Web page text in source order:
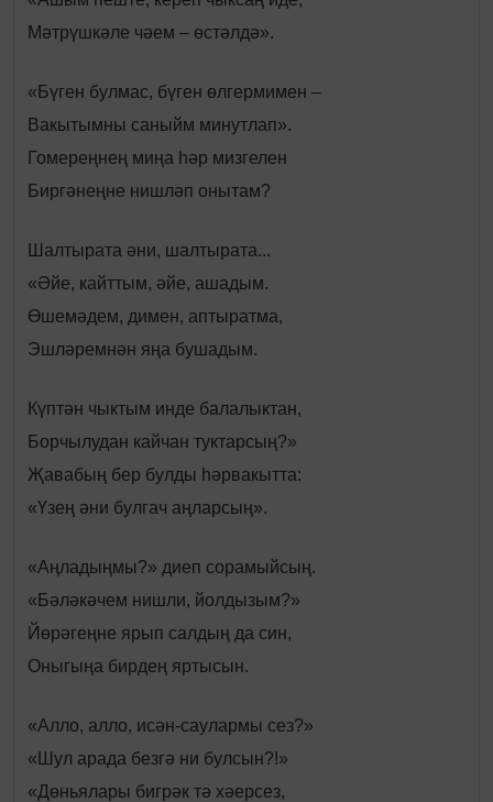
Мәтрүшкәле чәем – өстәлдә».
«Бүген булмас, бүген өлгермимен –
Вакытымны саныйм минутлап».
Гомереңнең миңа һәр мизгелен
Биргәнеңне нишләп онытам?
Шалтырата әни, шалтырата...
«Әйе, кайттым, әйе, ашадым.
Өшемәдем, димен, аптыратма,
Эшләремнән яңа бушадым.
Күптән чыктым инде балалыктан,
Борчылудан кайчан туктарсың?»
Җавабың бер булды һәрвакытта:
«Үзең әни булгач аңларсың».
«Аңладыңмы?» диеп сорамыйсың.
«Бәләкәчем нишли, йолдызым?»
Йөрәгеңне ярып салдың да син,
Оныгыңа бирдең яртысын.
«Алло, алло, исән-саулармы сез?»
«Шул арада безгә ни булсын?!»
«Дөньялары бигрәк тә хәерсез,